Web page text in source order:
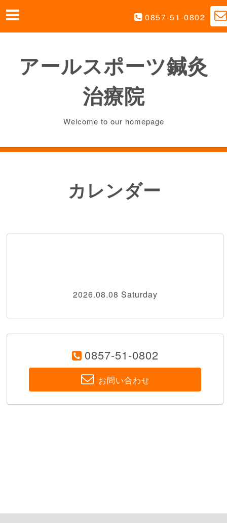
0857-51-0802
アールスポーツ鍼灸
治療院
Welcome to our homepage
カレンダー
2026.08.08 Saturday
0857-51-0802
お問い合わせ